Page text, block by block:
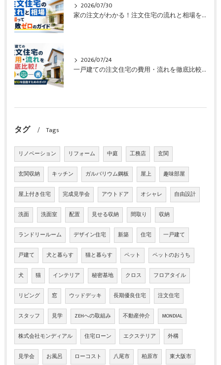
2026/07/30
家の注文がわかる！注文住宅の流れと相場を知って失敗ゼロのガイド
2026/07/24
一戸建ての注文住宅の費用・流れを徹底比較！失敗ゼロを目指すためのガイド
タグ Tags
リノベーション リフォーム 中庭 工務店 玄関
玄関収納 キッチン ガルバリウム鋼板 屋上 趣味部屋
屋上付き住宅 完成見学会 アウトドア オシャレ 自由設計
洗面 洗面室 配置 見せる収納 間取り 収納
ランドリールーム デザイン住宅 新築 住宅 一戸建て
戸建て 犬と暮らす 猫と暮らす ペット ペットのおうち
犬 猫 インテリア 秘密基地 クロス フロアタイル
リビング 窓 ウッドデッキ 長期優良住宅 注文住宅
スタッフ 見学 ZEHへの取組み 不動産仲介 MONDIAL
株式会社モンディアル 住宅ローン エクステリア 外構
見学会 お風呂 ローコスト 八尾市 柏原市 東大阪市